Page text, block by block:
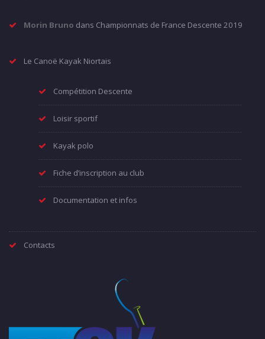
Morin Bruno dans Championnats de France Descente 2019
Le Canoë Kayak Niortais
Compétition Descente
Loisir sportif
Kayak polo
Fiche d’inscription au club
Documentation et infos
Contacts